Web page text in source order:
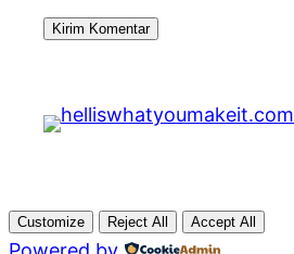
Customize Reject All Accept All